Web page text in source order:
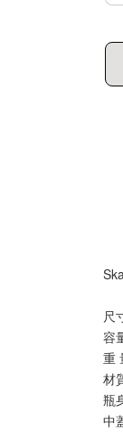
尺
容
重
材
瓶
中